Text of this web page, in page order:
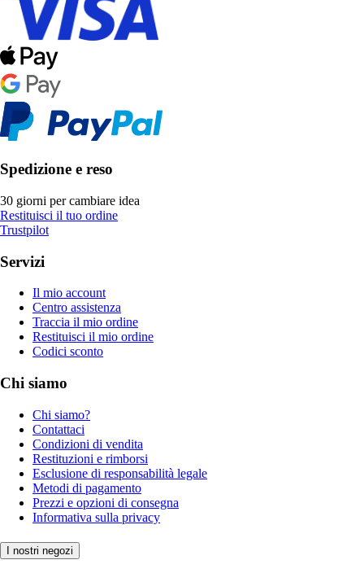
Spedizione e reso
30 giorni per cambiare idea
Restituisci il tuo ordine
Trustpilot
Servizi
Il mio account
Centro assistenza
Traccia il mio ordine
Restituisci il mio ordine
Codici sconto
Chi siamo
Chi siamo?
Contattaci
Condizioni di vendita
Restituzioni e rimborsi
Esclusione di responsabilità legale
Metodi di pagamento
Prezzi e opzioni di consegna
Informativa sulla privacy
I nostri negozi